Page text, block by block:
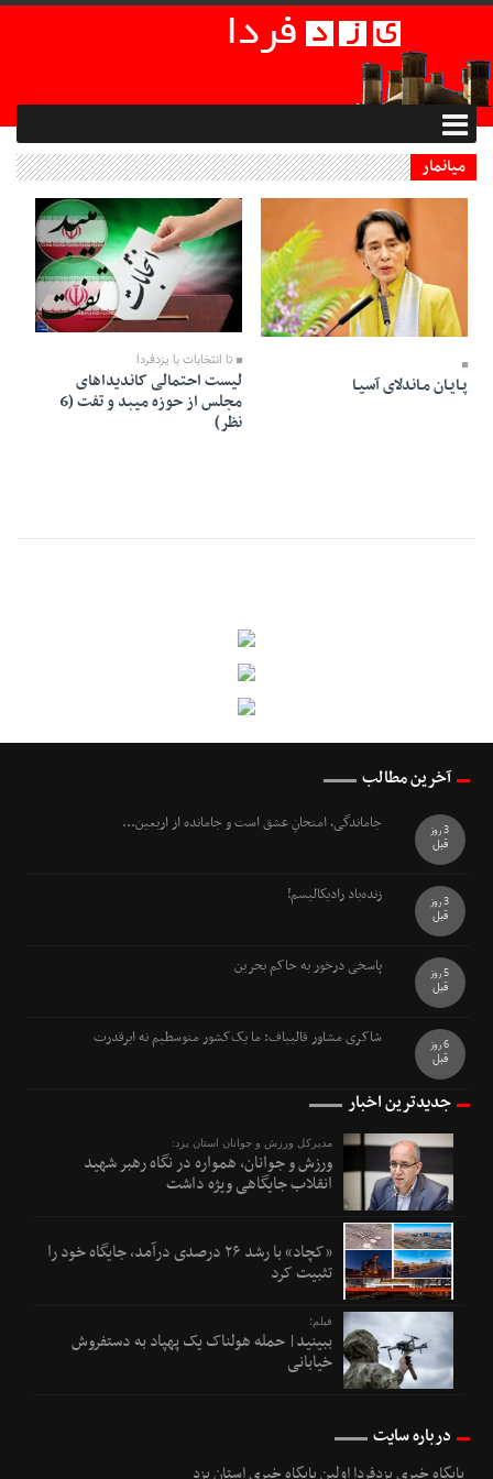
میانمار
16 Shahrivar 1396 - 16:03
پـایـان مـاندلای آسیـا
27 Azar 1394 - 11:47
تا انتخابات با یزدفردا
لیست احتمالی کاندیداهای
مجلس از حوزه میبد و تفت (6
نظر)
آخرین مطالب
جاماندگی، امتحانِ عشق است و جامانده از اربعین...
3 روز
قبل
زنده‌باد رادیکالیسم!
3 روز
قبل
پاسخی درخور به حاکم بحرین
5 روز
قبل
شاکری مشاور قالیباف: ما یک‌کشور متوسطیم نه ابرقدرت
6 روز
قبل
جدیدترین اخبار
مدیرکل ورزش و جوانان استان یزد:
ورزش و جوانان، همواره در نگاه رهبر شهید
انقلاب جایگاهی ویژه داشت
«کچاد» با رشد ۲۶ درصدی درآمد، جایگاه خود را
تثبیت کرد
فیلم؛
ببینید| حمله هولناک یک پهپاد به دستفروش
خیابانی
درباره سایت